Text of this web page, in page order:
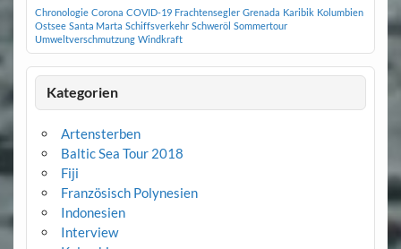
Chronologie Corona COVID-19 Frachtensegler Grenada Karibik Kolumbien
Ostsee Santa Marta Schiffsverkehr Schweröl Sommertour
Umweltverschmutzung Windkraft
Kategorien
Artensterben
Baltic Sea Tour 2018
Fiji
Französisch Polynesien
Indonesien
Interview